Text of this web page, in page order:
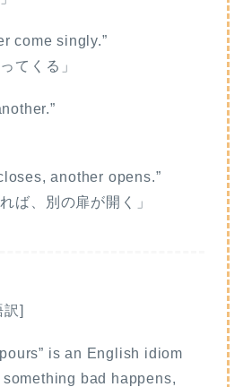
come singly.”
てくる」
another opens.”
ば、別の扉が開く」
訳]
is an English idiom
bad happens,